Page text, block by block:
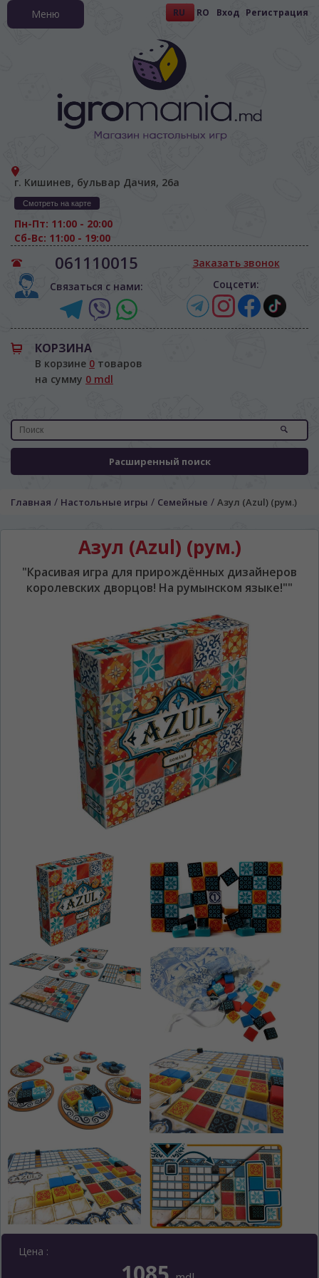
RU RO Вход Регистрация
г. Кишинев, бульвар Дачия, 26а
Смотреть на карте
Пн-Пт: 11:00 - 20:00
Сб-Вс: 11:00 - 19:00
061110015
Связаться с нами:
Заказать звонок
Соцсети:
КОРЗИНА
В корзине 0 товаров
на сумму 0 mdl
Расширенный поиск
Меню
Главная / Настольные игры / Семейные / Азул (Azul) (рум.)
Азул (Azul) (рум.)
"Красивая игра для прирождённых дизайнеров
королевских дворцов! На румынском языке!""
Цена :